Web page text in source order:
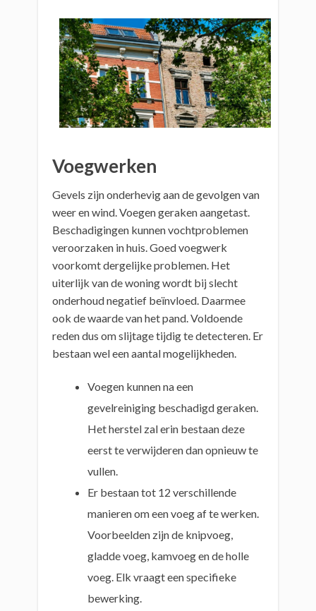
Voegwerken
Gevels zijn onderhevig aan de gevolgen van
weer en wind. Voegen geraken aangetast.
Beschadigingen kunnen vochtproblemen
veroorzaken in huis. Goed voegwerk
voorkomt dergelijke problemen. Het
uiterlijk van de woning wordt bij slecht
onderhoud negatief beïnvloed. Daarmee
ook de waarde van het pand. Voldoende
reden dus om slijtage tijdig te detecteren. Er
bestaan wel een aantal mogelijkheden.
Voegen kunnen na een
gevelreiniging beschadigd geraken.
Het herstel zal erin bestaan deze
eerst te verwijderen dan opnieuw te
vullen.
Er bestaan tot 12 verschillende
manieren om een voeg af te werken.
Voorbeelden zijn de knipvoeg,
gladde voeg, kamvoeg en de holle
voeg. Elk vraagt een specifieke
bewerking.